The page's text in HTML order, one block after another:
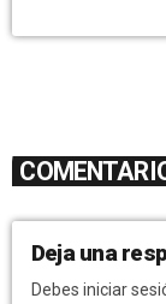
Deja una
Debes iniciar